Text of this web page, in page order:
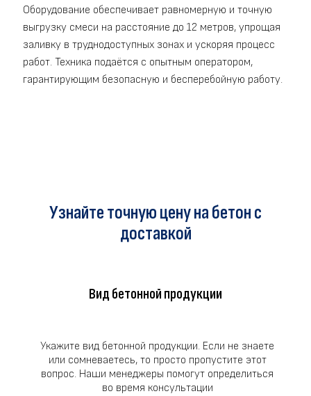
Оборудование обеспечивает равномерную и точную
выгрузку смеси на расстояние до 12 метров, упрощая
заливку в труднодоступных зонах и ускоряя процесс
работ. Техника подаётся с опытным оператором,
гарантирующим безопасную и бесперебойную работу.
Узнайте точную цену на бетон с
доставкой
Вид бетонной продукции
Укажите вид бетонной продукции. Если не знаете
или сомневаетесь, то просто пропустите этот
вопрос. Наши менеджеры помогут определиться
во время консультации